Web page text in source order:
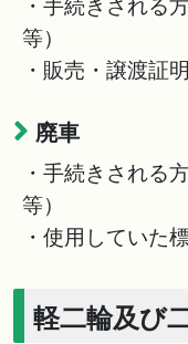
・手続きされる
等）
・販売・譲渡証
廃車
・手続きされる
等）
・使用していた
軽二輪及び